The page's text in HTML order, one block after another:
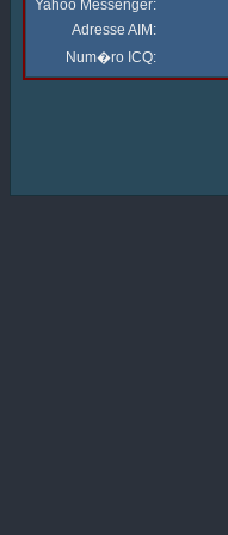
Yahoo Messenger:
Adresse AIM:
Num�ro ICQ: